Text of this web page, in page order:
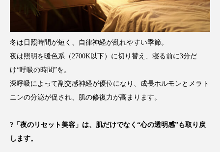
日中関係 日焼け止め 時間制限食
温活スキンケア 温活女子 温活習慣
為替相場 熱中症対策 物流問題
男性美容 画像解析 発酵 睡眠
冬は日照時間が短く、自律神経が乱れやすい季節。
夜は照明を暖色系（2700K以下）に切り替え、寝る前に3分だ
け“呼吸の時間”を。
深呼吸によって副交感神経が優位になり、成長ホルモンとメラト
ニンの分泌が促され、肌の修復力が高まります。
?「夜のリセット美容」は、肌だけでなく“心の透明感”も取り戻
します。